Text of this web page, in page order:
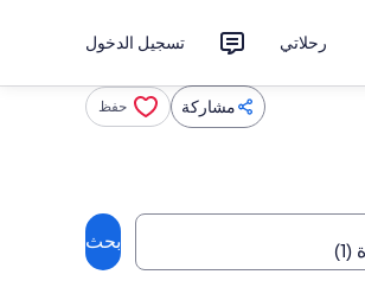
رحلاتي تسجيل الدخول
مشاركة حفظ
بحث